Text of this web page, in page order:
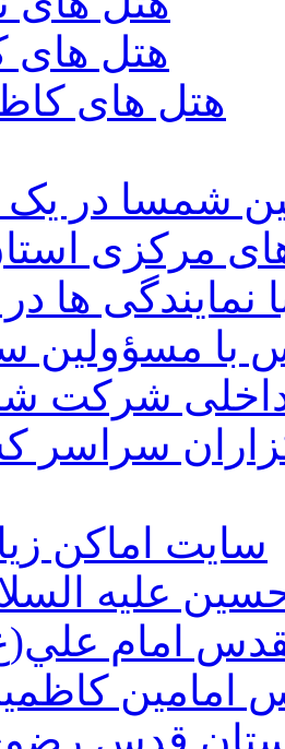
هتل های
هتل های
شمسا در یک
مرکزی
نمایندگی ها
با مسؤولین
شرکت
سراسر
سایت اماکن
عليه
امام
امامين
قدس